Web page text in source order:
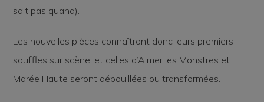
sait pas quand).
Les nouvelles pièces connaîtront donc leurs premiers
souffles sur scène, et celles d’Aimer les Monstres et
Marée Haute seront dépouillées ou transformées.